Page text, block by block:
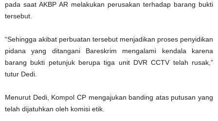
pada saat AKBP AR melakukan perusakan terhadap barang bukti
tersebut.
“Sehingga akibat perbuatan tersebut menjadikan proses penyidikan
pidana yang ditangani Bareskrim mengalami kendala karena
barang bukti petunjuk berupa tiga unit DVR CCTV telah rusak,”
tutur Dedi.
Menurut Dedi, Kompol CP mengajukan banding atas putusan yang
telah dijatuhkan oleh komisi etik.